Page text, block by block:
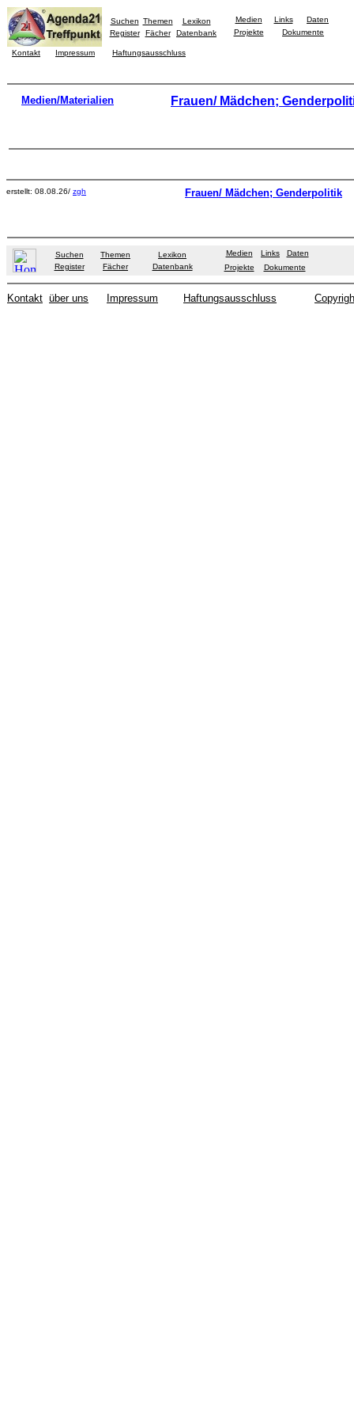
Suchen Themen
Lexikon
Register
Fächer Datenbank
Medien Links
Daten
Projekte
Dokumente
Kontakt Impressum Haftungsausschluss
Medien/Materialien Frauen/ Mädchen;
erstellt: 08.08.26/ zgh Frauen/ Mädchen; Genderpolitik
Suchen Themen
Lexikon
Register
Fächer Datenbank
Medien Links
Daten
Projekte
Dokumente
Kontakt über uns Impressum Haftungsausschluss